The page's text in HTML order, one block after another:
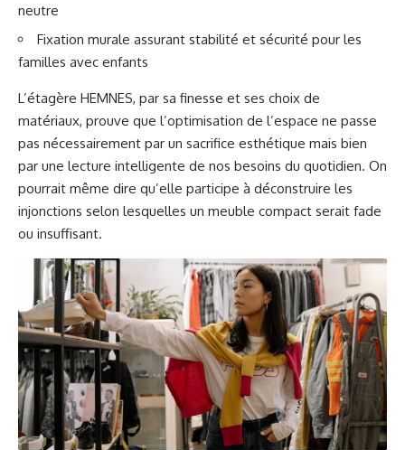
neutre
Fixation murale assurant stabilité et sécurité pour les
familles avec enfants
L’étagère HEMNES, par sa finesse et ses choix de
matériaux, prouve que l’optimisation de l’espace ne passe
pas nécessairement par un sacrifice esthétique mais bien
par une lecture intelligente de nos besoins du quotidien. On
pourrait même dire qu’elle participe à déconstruire les
injonctions selon lesquelles un meuble compact serait fade
ou insuffisant.